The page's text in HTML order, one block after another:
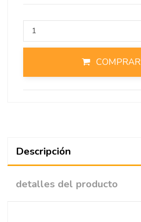
COMPRAR
Descripción
detalles del producto